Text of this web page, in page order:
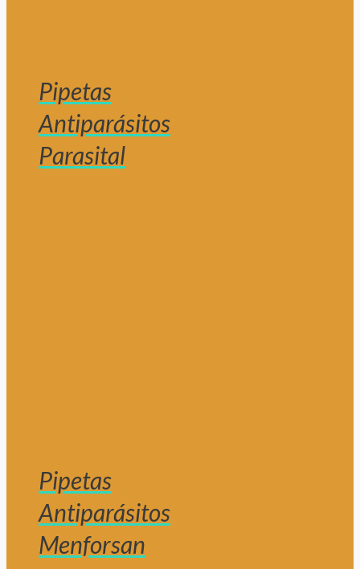
Pipetas
Antiparásitos
Parasital
Pipetas
Antiparásitos
Menforsan